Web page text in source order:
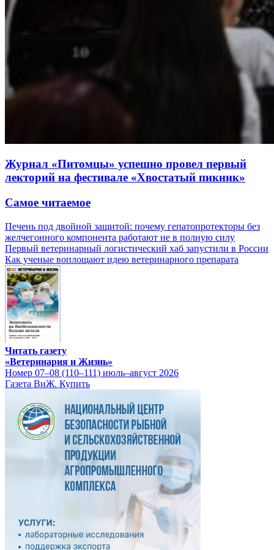
Журнал «Питомцы» успешно провел первый
лекторий на фестивале «Хвостатый пикник»
Самое читаемое
Печень под двойной защитой: почему гепатопротекторы без
желчегонного компонента работают не в полную силу
Первый ветеринарный логистический хаб запустили в России
Как ученые воплощают идею ветеринарного препарата
Читать газету
«Ветеринария и Жизнь»
Номер 07–08 (110–111) июль–август 2026
Газета ВиЖ. Купить